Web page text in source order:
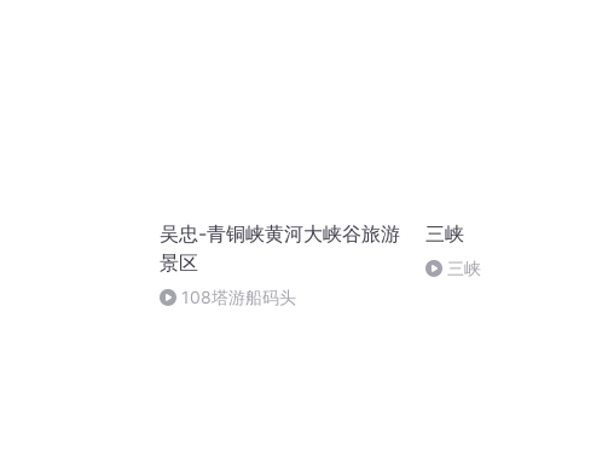
吴忠-青铜峡黄河大峡谷旅游
景区
108塔游船码头
三峡
三峡